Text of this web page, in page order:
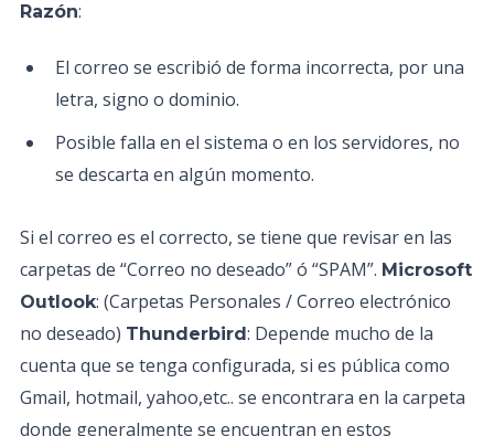
Razón:
El correo se escribió de forma incorrecta, por una
letra, signo o dominio.
Posible falla en el sistema o en los servidores, no
se descarta en algún momento.
Si el correo es el correcto, se tiene que revisar en las
carpetas de “Correo no deseado” ó “SPAM”. Microsoft
Outlook: (Carpetas Personales / Correo electrónico
no deseado) Thunderbird: Depende mucho de la
cuenta que se tenga configurada, si es pública como
Gmail, hotmail, yahoo,etc.. se encontrara en la carpeta
donde generalmente se encuentran en estos